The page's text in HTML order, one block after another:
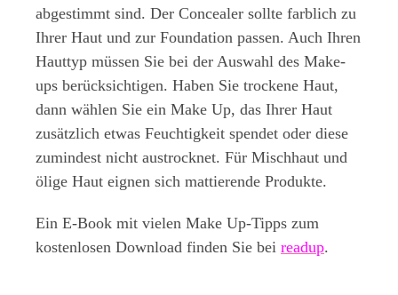
abgestimmt sind. Der Concealer sollte farblich zu
Ihrer Haut und zur Foundation passen. Auch Ihren
Hauttyp müssen Sie bei der Auswahl des Make-
ups berücksichtigen. Haben Sie trockene Haut,
dann wählen Sie ein Make Up, das Ihrer Haut
zusätzlich etwas Feuchtigkeit spendet oder diese
zumindest nicht austrocknet. Für Mischhaut und
ölige Haut eignen sich mattierende Produkte.
Ein E-Book mit vielen Make Up-Tipps zum
kostenlosen Download finden Sie bei readup.